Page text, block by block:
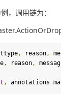
，调用链为：
, reason,
, reason,
, annotations